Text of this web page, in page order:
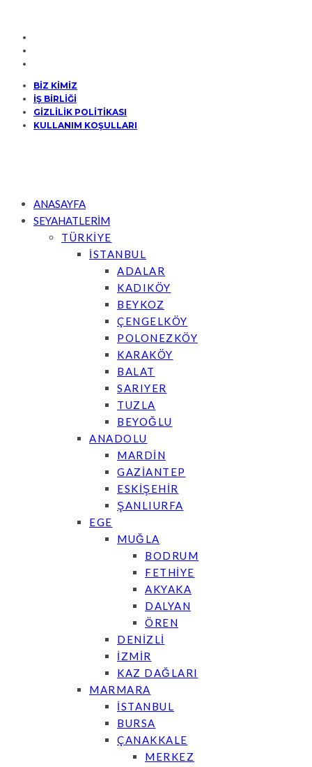
BİZ KİMİZ
İŞ BİRLİĞİ
GİZLİLİK POLİTİKASI
KULLANIM KOŞULLARI
ANASAYFA
SEYAHATLERİM
TÜRKİYE
İSTANBUL
ADALAR
KADIKÖY
BEYKOZ
ÇENGELKÖY
POLONEZKÖY
KARAKÖY
BALAT
SARIYER
TUZLA
BEYOĞLU
ANADOLU
MARDİN
GAZİANTEP
ESKİŞEHİR
ŞANLIURFA
EGE
MUĞLA
BODRUM
FETHİYE
AKYAKA
DALYAN
ÖREN
DENİZLİ
İZMİR
KAZ DAĞLARI
MARMARA
İSTANBUL
BURSA
ÇANAKKALE
MERKEZ